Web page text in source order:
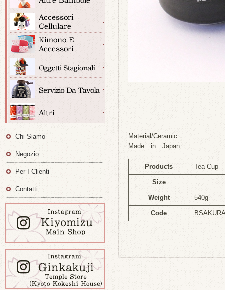
Material/Ceramic
Made in Japan
Products Tea Cup
Size
Weight 540g
Code
Chi Siamo
Negozio
Per I Clienti
Contatti